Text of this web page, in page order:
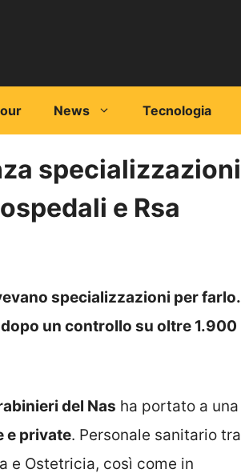
News Tecnologia
specializzazioni
e Rsa
specializzazioni per farlo.
un controllo su oltre 1.900
del Nas ha portato a una
e private. Personale sanitario tra
e Ostetricia, così come in